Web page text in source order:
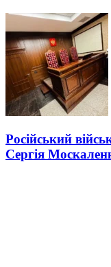
Російський
Сергія